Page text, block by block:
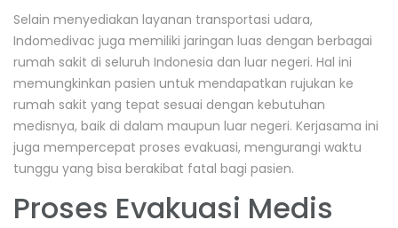
Selain menyediakan layanan transportasi udara,
Indomedivac juga memiliki jaringan luas dengan berbagai
rumah sakit di seluruh Indonesia dan luar negeri. Hal ini
memungkinkan pasien untuk mendapatkan rujukan ke
rumah sakit yang tepat sesuai dengan kebutuhan
medisnya, baik di dalam maupun luar negeri. Kerjasama ini
juga mempercepat proses evakuasi, mengurangi waktu
tunggu yang bisa berakibat fatal bagi pasien.
Proses Evakuasi Medis